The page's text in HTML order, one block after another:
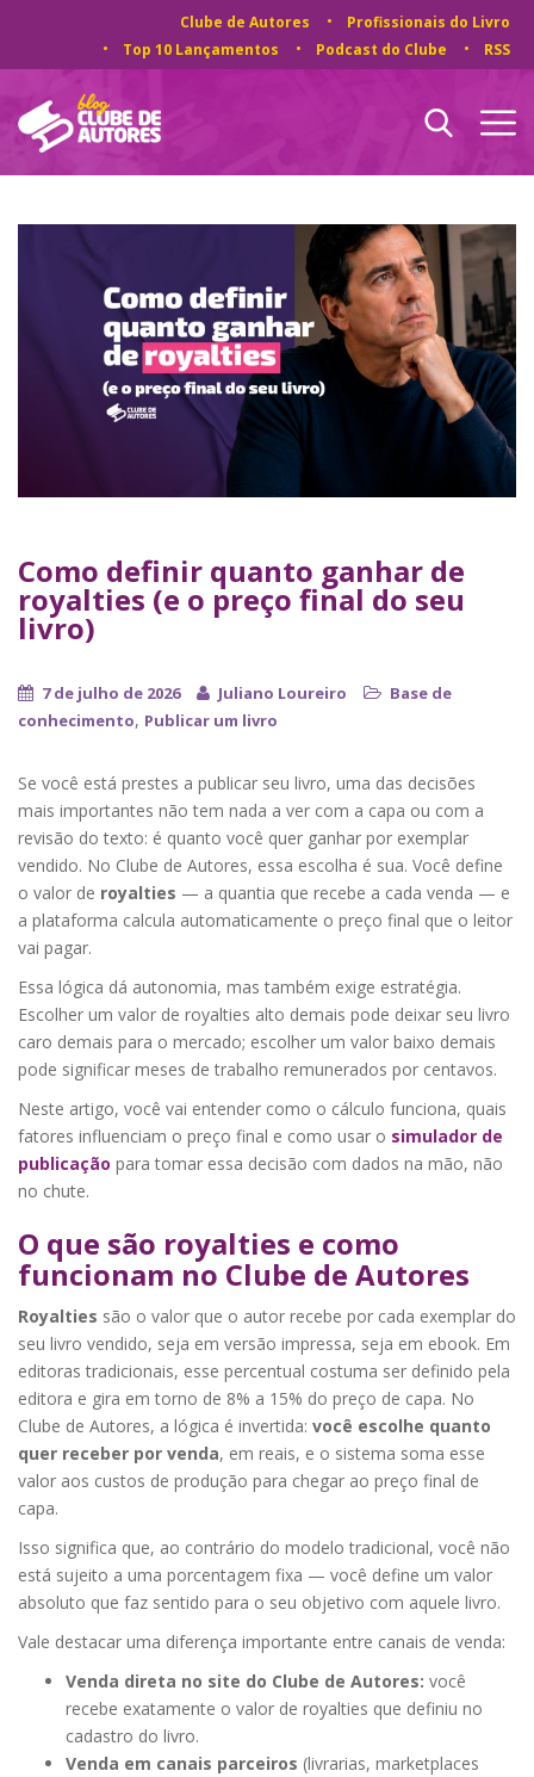
Clube de Autores
Profissionais do Livro
Top 10 Lançamentos
Podcast do Clube RSS
Como definir quanto ganhar de
royalties (e o preço final do seu
livro)
7 de julho de 2026 Juliano Loureiro
Base de
conhecimento, Publicar um livro
Se você está prestes a publicar seu livro, uma das decisões
mais importantes não tem nada a ver com a capa ou com a
revisão do texto: é quanto você quer ganhar por exemplar
vendido. No Clube de Autores, essa escolha é sua. Você define
o valor de royalties — a quantia que recebe a cada venda — e
a plataforma calcula automaticamente o preço final que o leitor
vai pagar.
Essa lógica dá autonomia, mas também exige estratégia.
Escolher um valor de royalties alto demais pode deixar seu livro
caro demais para o mercado; escolher um valor baixo demais
pode significar meses de trabalho remunerados por centavos.
Neste artigo, você vai entender como o cálculo funciona, quais
fatores influenciam o preço final e como usar o simulador de
publicação para tomar essa decisão com dados na mão, não
no chute.
O que são royalties e como
funcionam no Clube de Autores
Royalties são o valor que o autor recebe por cada exemplar do
seu livro vendido, seja em versão impressa, seja em ebook. Em
editoras tradicionais, esse percentual costuma ser definido pela
editora e gira em torno de 8% a 15% do preço de capa. No
Clube de Autores, a lógica é invertida: você escolhe quanto
quer receber por venda, em reais, e o sistema soma esse
valor aos custos de produção para chegar ao preço final de
capa.
Isso significa que, ao contrário do modelo tradicional, você não
está sujeito a uma porcentagem fixa — você define um valor
absoluto que faz sentido para o seu objetivo com aquele livro.
Vale destacar uma diferença importante entre canais de venda:
Venda direta no site do Clube de Autores: você
recebe exatamente o valor de royalties que definiu no
cadastro do livro.
Venda em canais parceiros (livrarias, marketplaces